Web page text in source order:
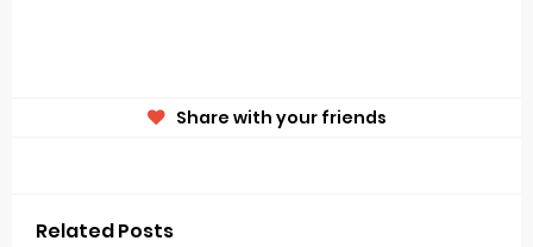
Share with your friends
Related Posts